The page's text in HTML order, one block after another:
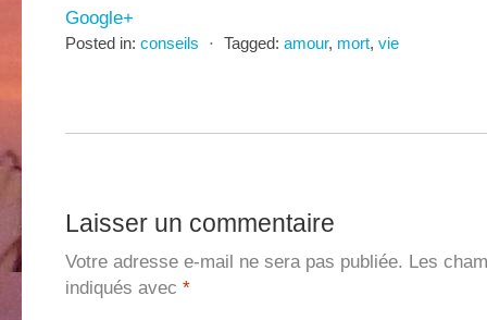
Google+
Posted in: conseils ⋅ Tagged: amour, mort, vie
Laisser un commentaire
Votre adresse e-mail ne sera pas publiée. Les
indiqués avec *